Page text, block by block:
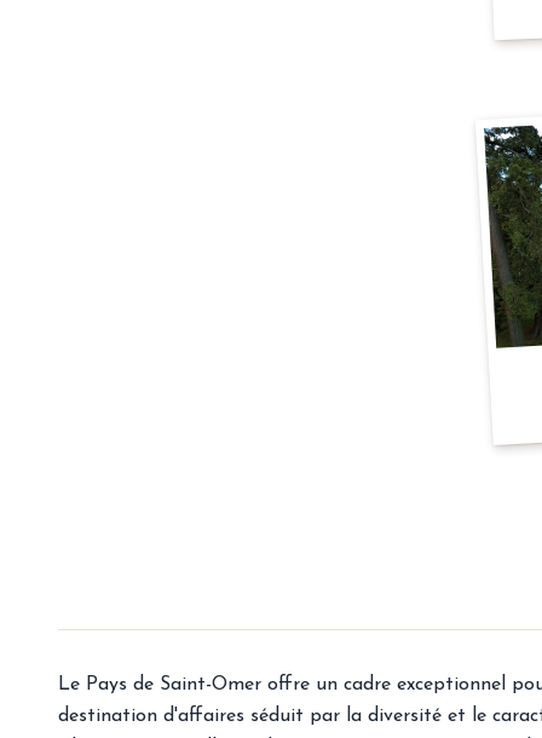
Le Pays de Saint-Omer offre un cadre exceptionnel
destination d'affaires séduit par la diversité et le